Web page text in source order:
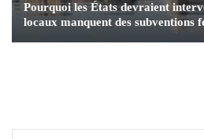
Pourquoi les États devraient
locaux manquent des subventions